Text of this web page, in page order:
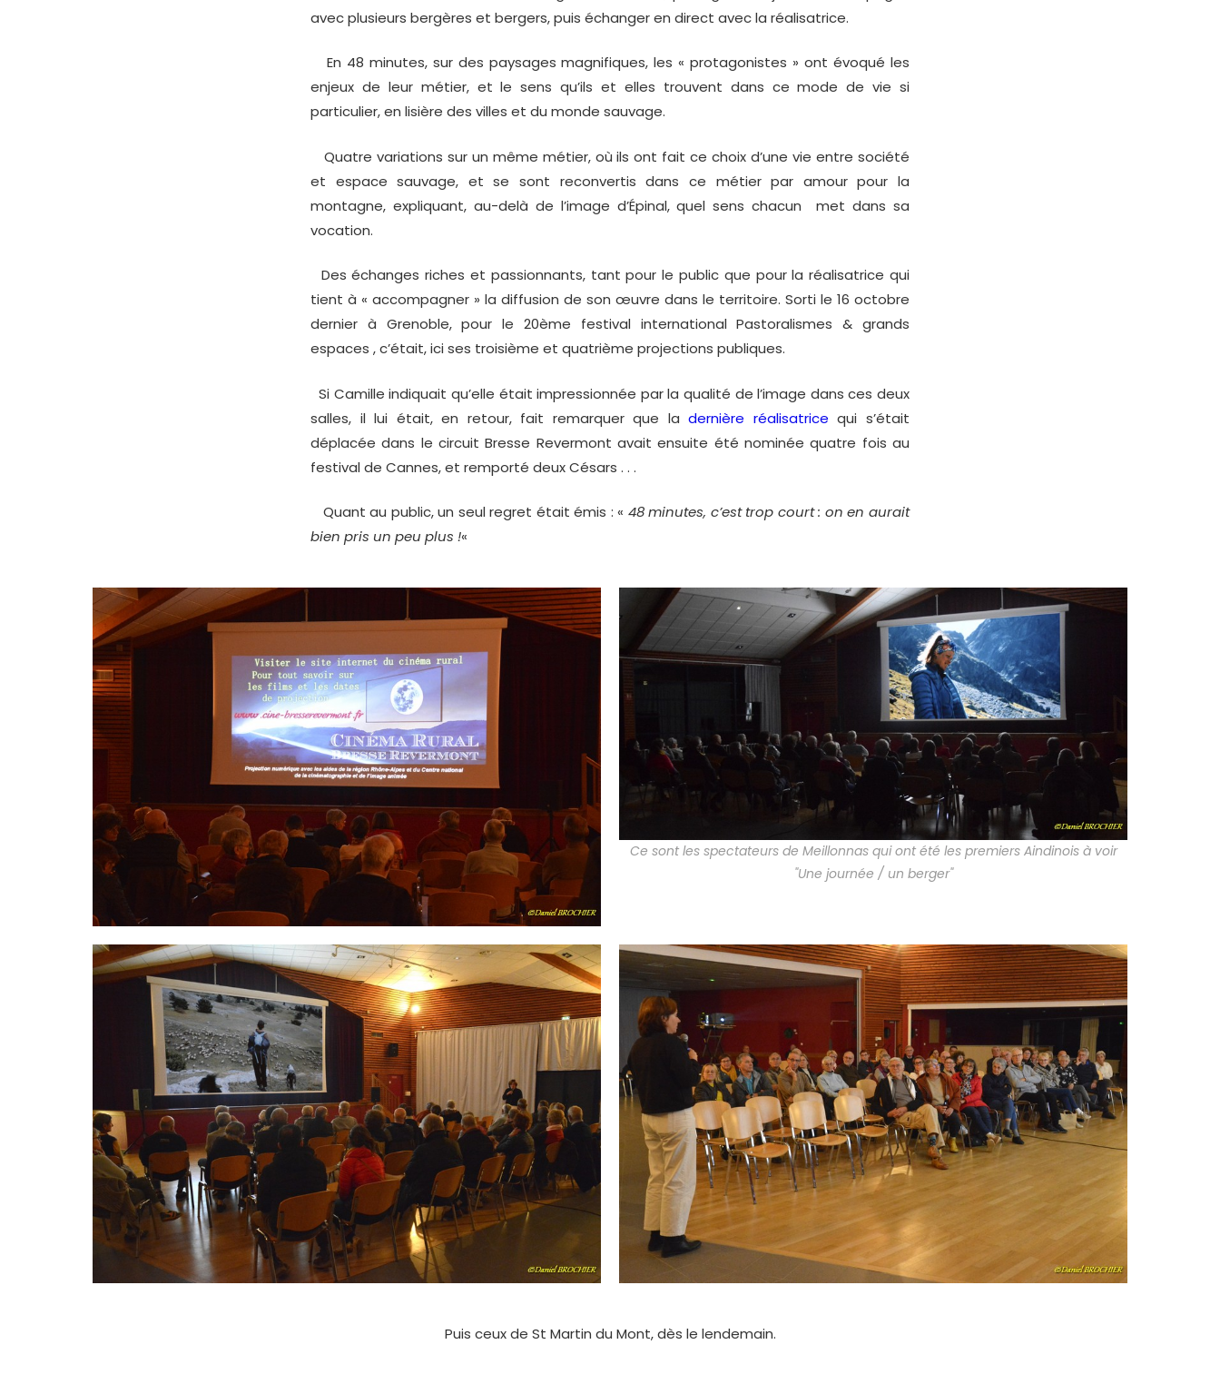
avec plusieurs bergères et bergers, puis échanger en direct avec la réalisatrice.
En 48 minutes, sur des paysages magnifiques, les « protagonistes » ont évoqué les
enjeux de leur métier, et le sens qu’ils et elles trouvent dans ce mode de vie si
particulier, en lisière des villes et du monde sauvage.
Quatre variations sur un même métier, où ils ont fait ce choix d’une vie entre société
et espace sauvage, et se sont reconvertis dans ce métier par amour pour la
montagne, expliquant, au-delà de l’image d’Épinal, quel sens chacun met dans sa
vocation.
Des échanges riches et passionnants, tant pour le public que pour la réalisatrice qui
tient à « accompagner » la diffusion de son œuvre dans le territoire. Sorti le 16 octobre
dernier à Grenoble, pour le 20ème festival international Pastoralismes & grands
espaces , c’était, ici ses troisième et quatrième projections publiques.
Si Camille indiquait qu’elle était impressionnée par la qualité de l’image dans ces deux
salles, il lui était, en retour, fait remarquer que ladernière réalisatrice qui s’était
déplacée dans le circuit Bresse Revermont avait ensuite été nominée quatre fois au
festival de Cannes, et remporté deux Césars . . .
Quant au public, un seul regret était émis : « 48 minutes, c’est trop court : on en aurait
bien pris un peu plus !«
Ce sont les spectateurs de Meillonnas qui ont été les premiers Aindinois à voir
"Une journée / un berger"
Puis ceux de St Martin du Mont, dès le lendemain.